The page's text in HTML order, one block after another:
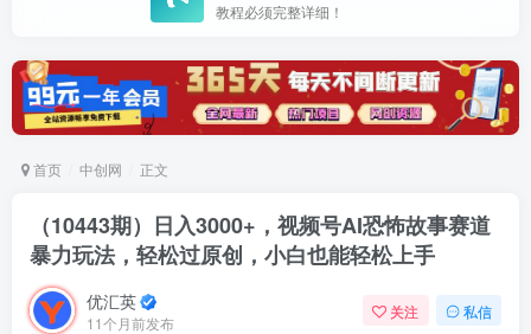
教程必须完整详细！
首页 中创网 正文
（10443期）日入3000+，视频号AI恐怖故事赛道
暴力玩法，轻松过原创，小白也能轻松上手
优汇英
11个月前发布
关注 私信